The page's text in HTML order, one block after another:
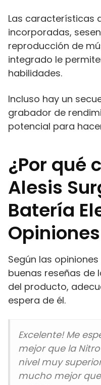
Las características
incorporadas,
reproducción de
integrado le
habilidades.
Incluso hay un
grabador de
potencial para
¿Por qué
Alesis
Batería
Opiniones
Según las
buenas reseñas de
del producto,
espera de él.
Excelente! Me
mejor que la
nivel muy
mucho mejor